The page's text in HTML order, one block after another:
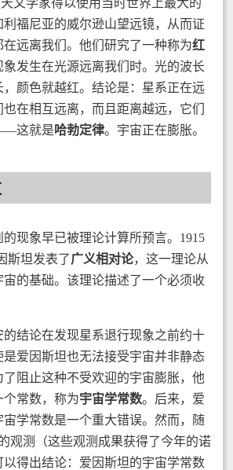
文学家得以使用当时世界上最大的
福尼亚的威尔逊山望远镜，从而证
远离我们。他们研究了一种称为红
象发生在光源远离我们时。光的波长
颜色就越红。结论是：星系正在远
在相互远离，而且距离越远，它们
这就是哈勃定律。宇宙正在膨胀。
现象早已被理论计算所预言。1915
斯坦发表了广义相对论，这一理论从
宙的基础。该理论描述了一个必须收
的结论在发现星系退行现象之前约十
爱因斯坦也无法接受宇宙并非静态
了阻止这种不受欢迎的宇宙膨胀，他
常数，称为宇宙学常数。后来，爱
宙学常数是一个重大错误。然而，随
观测（这些观测成果获得了今年的诺
以得出结论：爱因斯坦的宇宙学常数